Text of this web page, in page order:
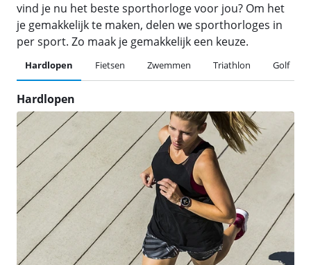
vind je nu het beste sporthorloge voor jou? Om het
je gemakkelijk te maken, delen we sporthorloges in
per sport. Zo maak je gemakkelijk een keuze.
Hardlopen Fietsen Zwemmen Triathlon Golf
Hardlopen